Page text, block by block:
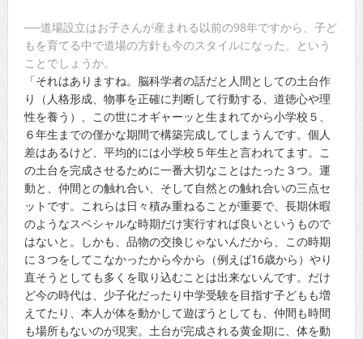
──道場設立はお子さんが産まれる以前の98年ですから、子ど
もを育てる中で道場の方針も今のスタイルになった、という
ことでしょうか。
「それはありますね。脳科学者の話だと人間としての土台作
り（人格形成、物事を正確に判断して行動する、道徳心や理
性を養う）、この世にオギャーッと生まれてから小学校５、
６年生までの僅かな期間で構築完成してしまうんです。個人
差はあるけど、平均的には小学校５年生と言われてます。こ
の土台を完成させるために一番大切なことはたった３つ。運
動と、仲間との触れ合い、そして自然との触れ合いの三点セ
ットです。これらは日々積み重ねることが重要で、長期休暇
のようなスペシャルな時期だけ実行すれば良いというもので
はないと。しかも、品物の交換じゃないんだから、この時期
に３つをしてこなかったから今から（例えば16歳から）やり
直そうとしても多くを取り込むことは出来ないんです。だけ
ど今の時代は、少子化だったり中学受験を目指す子どもも増
えてたり、本人が体を動かして遊ぼうとしても、仲間も時間
も場所もないのが現実。土台が完成される黄金期に、体を動